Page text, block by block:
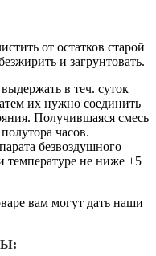
от остатков старой
и загрунтовать.
в теч. суток
их нужно соединить
Получившаяся смесь
часов.
безвоздушного
температуре не ниже +5
вам могут дать наши